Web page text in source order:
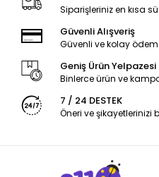
Siparişleriniz en kısa
Güvenli Alışveriş
Güvenli ve kolay
Geniş Ürün Yelpazesi
Binlerce ürün ve
7 / 24 DESTEK
Öneri ve şikayetlerinizi